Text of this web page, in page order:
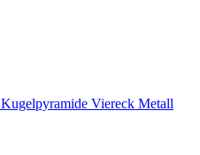
Kugelpyramide Viereck Metall